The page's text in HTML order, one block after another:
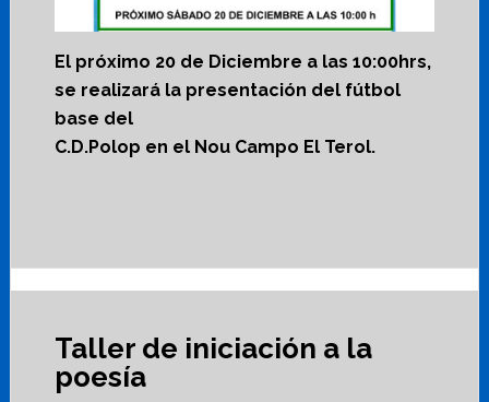
El próximo 20 de Diciembre a las 10:00hrs,
se realizará la presentación del fútbol
base del
C.D.Polop en el Nou Campo El Terol.
Taller de iniciación a la
poesía